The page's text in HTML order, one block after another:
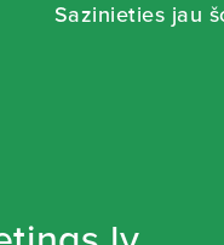
Sazinieties jau